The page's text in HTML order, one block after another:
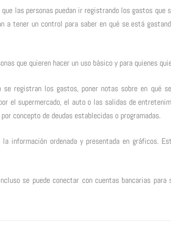
las personas puedan ir registrando los gastos que
a tener un control para saber en qué se está
que quieren hacer un uso básico y para quienes
se registran los gastos, poner notas sobre en qué
el supermercado, el auto o las salidas de
concepto de deudas establecidas o programadas.
información ordenada y presentada en gráficos.
se puede conectar con cuentas bancarias